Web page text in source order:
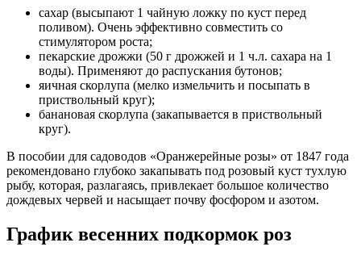
сахар (высыпают 1 чайную ложку по куст перед
поливом). Очень эффективно совместить со
стимулятором роста;
пекарские дрожжи (50 г дрожжей и 1 ч.л. сахара на 1
воды). Применяют до распускания бутонов;
яичная скорлупа (мелко измельчить и посыпать в
приствольный круг);
банановая скорлупа (закапывается в приствольный
круг).
В пособии для садоводов «Оранжерейные розы» от 1847 года
рекомендовано глубоко закапывать под розовый куст тухлую
рыбу, которая, разлагаясь, привлекает большое количество
дождевых червей и насыщает почву фосфором и азотом.
График весенних подкормок роз